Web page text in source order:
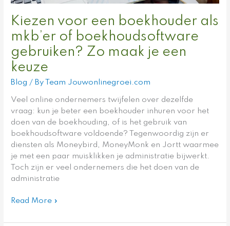
Kiezen voor een boekhouder als
mkb’er of boekhoudsoftware
gebruiken? Zo maak je een
keuze
Blog / By Team Jouwonlinegroei.com
Veel online ondernemers twijfelen over dezelfde
vraag: kun je beter een boekhouder inhuren voor het
doen van de boekhouding, of is het gebruik van
boekhoudsoftware voldoende? Tegenwoordig zijn er
diensten als Moneybird, MoneyMonk en Jortt waarmee
je met een paar muisklikken je administratie bijwerkt.
Toch zijn er veel ondernemers die het doen van de
administratie
maak
je
een
keuze
Read More »